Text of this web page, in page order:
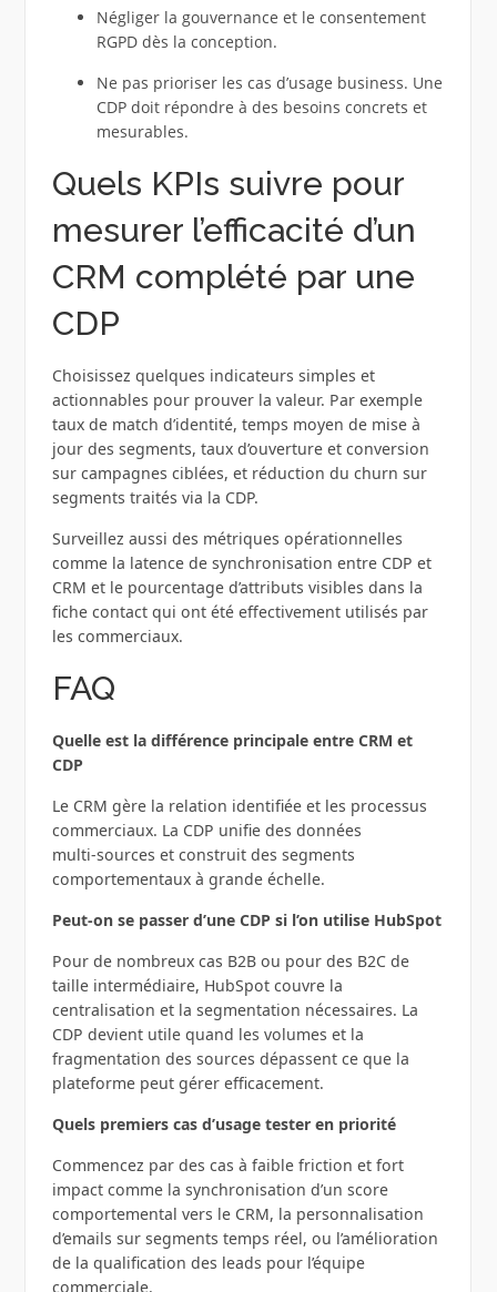
Négliger la gouvernance et le consentement
RGPD dès la conception.
Ne pas prioriser les cas d’usage business. Une
CDP doit répondre à des besoins concrets et
mesurables.
Quels KPIs suivre pour
mesurer l’efficacité d’un
CRM complété par une
CDP
Choisissez quelques indicateurs simples et
actionnables pour prouver la valeur. Par exemple
taux de match d’identité, temps moyen de mise à
jour des segments, taux d’ouverture et conversion
sur campagnes ciblées, et réduction du churn sur
segments traités via la CDP.
Surveillez aussi des métriques opérationnelles
comme la latence de synchronisation entre CDP et
CRM et le pourcentage d’attributs visibles dans la
fiche contact qui ont été effectivement utilisés par
les commerciaux.
FAQ
Quelle est la différence principale entre CRM et
CDP
Le CRM gère la relation identifiée et les processus
commerciaux. La CDP unifie des données
multi‑sources et construit des segments
comportementaux à grande échelle.
Peut‑on se passer d’une CDP si l’on utilise HubSpot
Pour de nombreux cas B2B ou pour des B2C de
taille intermédiaire, HubSpot couvre la
centralisation et la segmentation nécessaires. La
CDP devient utile quand les volumes et la
fragmentation des sources dépassent ce que la
plateforme peut gérer efficacement.
Quels premiers cas d’usage tester en priorité
Commencez par des cas à faible friction et fort
impact comme la synchronisation d’un score
comportemental vers le CRM, la personnalisation
d’emails sur segments temps réel, ou l’amélioration
de la qualification des leads pour l’équipe
commerciale.